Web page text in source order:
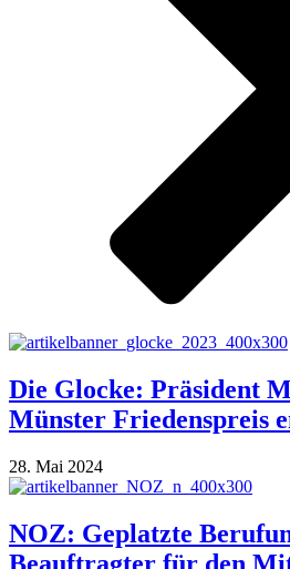
Die Glocke: Präsident
Münster Friedenspreis
28. Mai 2024
NOZ: Geplatzte
Beauftragter für den